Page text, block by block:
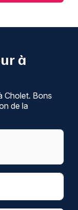
à
Cholet. Bons
de la